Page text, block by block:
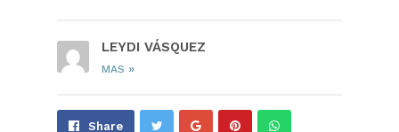
LEYDI VÁSQUEZ
MAS »
Share Share Pin Send